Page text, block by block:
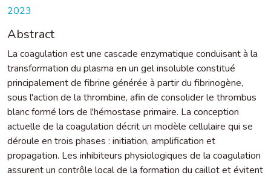
2023
Abstract
La coagulation est une cascade enzymatique conduisant à la
transformation du plasma en un gel insoluble constitué
principalement de fibrine générée à partir du fibrinogène,
sous l'action de la thrombine, afin de consolider le thrombus
blanc formé lors de l'hémostase primaire. La conception
actuelle de la coagulation décrit un modèle cellulaire qui se
déroule en trois phases : initiation, amplification et
propagation. Les inhibiteurs physiologiques de la coagulation
assurent un contrôle local de la formation du caillot et évitent